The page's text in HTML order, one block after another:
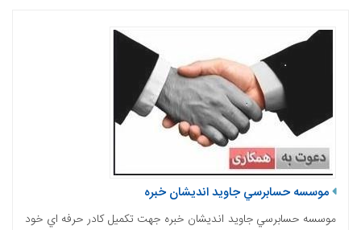
موسسه حسابرسي جاوید اندیشان خبره
موسسه حسابرسي جاوید اندیشان خبره جهت تكميل كادر حرفه اي خود